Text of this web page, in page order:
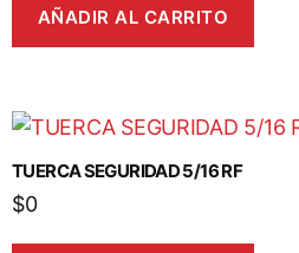
AÑADIR AL CARRITO
TUERCA SEGURIDAD 5/16 RF
$0